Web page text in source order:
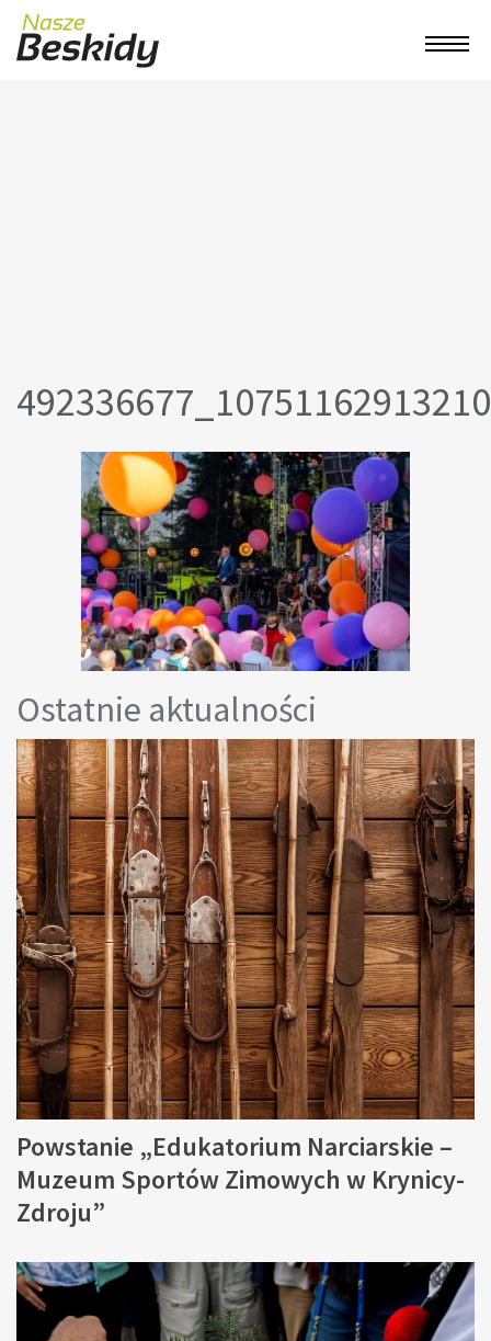
Ostatnie aktualności
Powstanie „Edukatorium Narciarskie –
Muzeum Sportów Zimowych w Krynicy-
Zdroju”